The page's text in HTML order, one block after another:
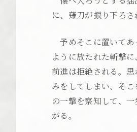
に、薙刀が振り下ろさ
予めそこに置いてあ
ように放たれた斬撃
前進は拒絶される。
みをしてしまい、そ
の一撃を察知して、一
がる。